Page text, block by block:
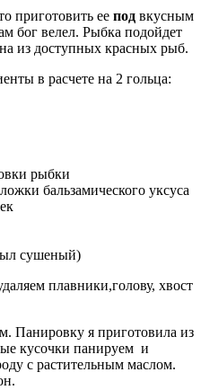
приготовить ее подвкусным
бог велел. Рыбка подойдет
из доступных красных рыб.
в расчете на 2 гольца:
рыбки
бальзамического уксуса
сушеный)
плавники,голову, хвост
Панировку я приготовила из
кусочки панируем и
с растительным маслом.